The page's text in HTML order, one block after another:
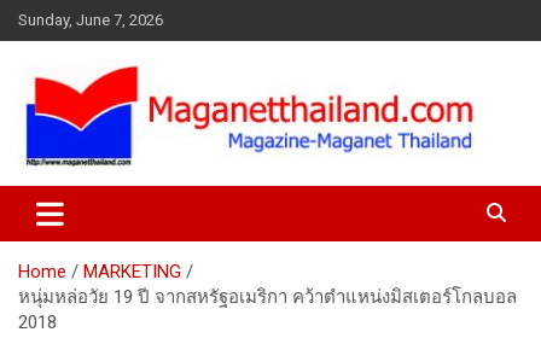
Skip
to
Sunday, June 7, 2026
Home
MARKETING
หนุ่มหล่อวัย 19 ปี จากสหรัฐอเมริกา คว้าตำแหน่งมิสเตอร์โกลบอล
2018